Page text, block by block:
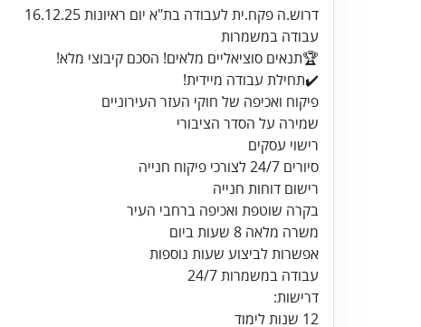
✔️תחילת עבודה מיידית!
בקרה שוטפת ואכיפה ברחבי העיר
עבודה במשמרות 24/7